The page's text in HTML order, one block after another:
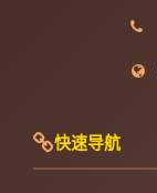
快速导航